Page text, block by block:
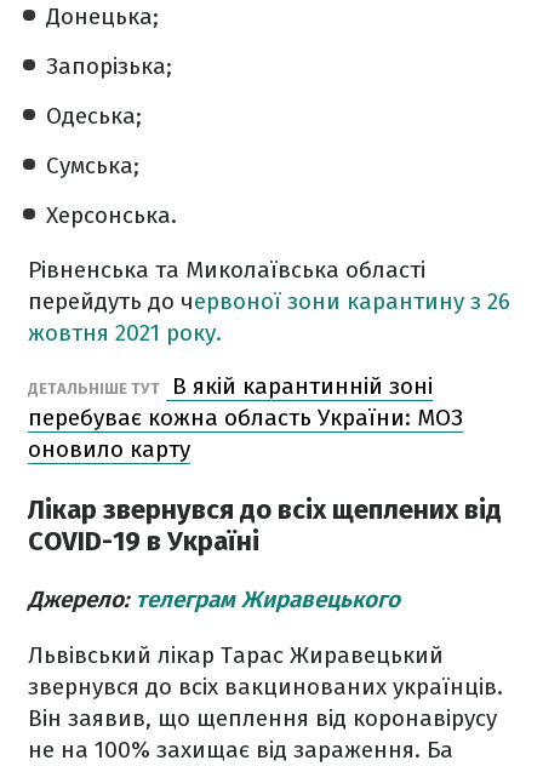
Донецька;
Запорізька;
Одеська;
Сумська;
Херсонська.
Рівненська та Миколаївська області
перейдуть до червоної зони карантину з 26
жовтня 2021 року.
ДЕТАЛЬНІШЕ ТУТ
В якій карантинній зоні
перебуває кожна область України: МОЗ
оновило карту
Лікар звернувся до всіх щеплених від
COVID-19 в Україні
Джерело: телеграм Жиравецького
Львівський лікар Тарас Жиравецький
звернувся до всіх вакцинованих українців.
Він заявив, що щеплення від коронавірусу
не на 100% захищає від зараження. Ба